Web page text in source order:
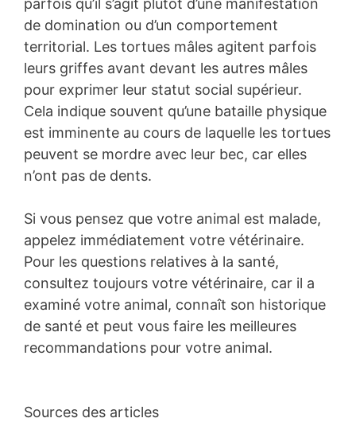
parfois qu’il s’agit plutôt d’une manifestation
de domination ou d’un comportement
territorial. Les tortues mâles agitent parfois
leurs griffes avant devant les autres mâles
pour exprimer leur statut social supérieur.
Cela indique souvent qu’une bataille physique
est imminente au cours de laquelle les tortues
peuvent se mordre avec leur bec, car elles
n’ont pas de dents.
Si vous pensez que votre animal est malade,
appelez immédiatement votre vétérinaire.
Pour les questions relatives à la santé,
consultez toujours votre vétérinaire, car il a
examiné votre animal, connaît son historique
de santé et peut vous faire les meilleures
recommandations pour votre animal.
Sources des articles